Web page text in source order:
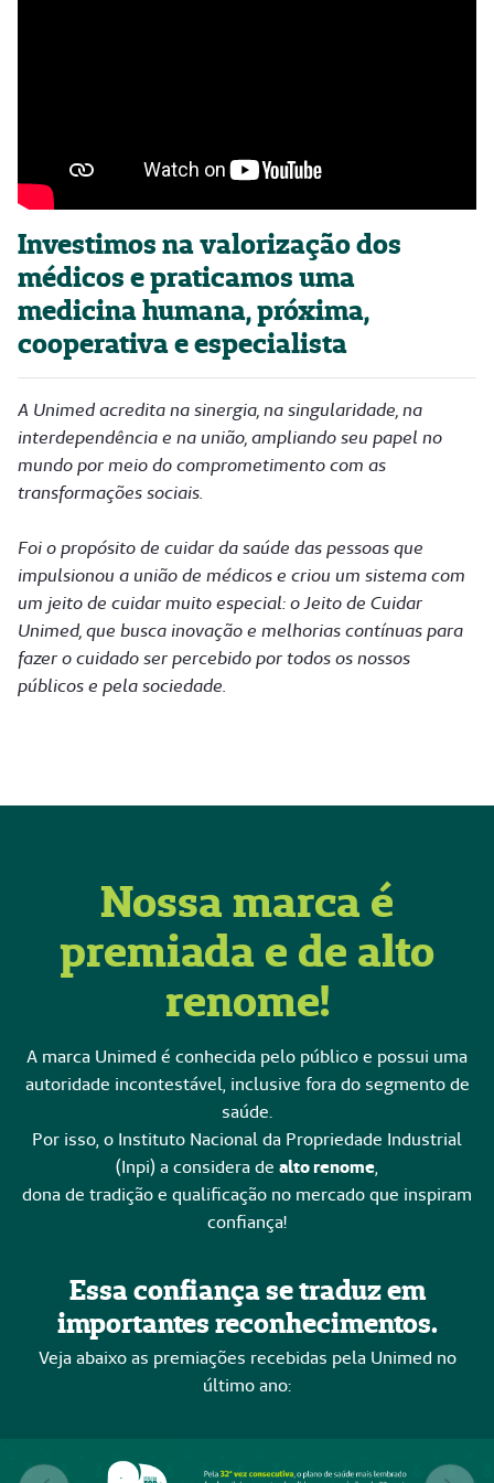
Investimos na valorização dos
médicos e praticamos uma
medicina humana, próxima,
cooperativa e especialista
A Unimed acredita na sinergia, na singularidade, na
interdependência e na união, ampliando seu papel no
mundo por meio do comprometimento com as
transformações sociais.
Foi o propósito de cuidar da saúde das pessoas que
impulsionou a união de médicos e criou um sistema com
um jeito de cuidar muito especial: o Jeito de Cuidar
Unimed, que busca inovação e melhorias contínuas para
fazer o cuidado ser percebido por todos os nossos
públicos e pela sociedade.
Nossa marca é
premiada e de alto
renome!
A marca Unimed é conhecida pelo público e possui uma
autoridade incontestável, inclusive fora do segmento de
saúde.
Por isso, o Instituto Nacional da Propriedade Industrial
(Inpi) a considera de alto renome,
dona de tradição e qualificação no mercado que inspiram
confiança!
Essa confiança se traduz em
importantes reconhecimentos.
Veja abaixo as premiações recebidas pela Unimed no
último ano: